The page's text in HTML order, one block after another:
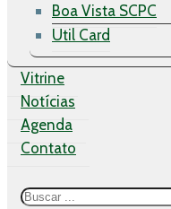
Boa Vista SCPC
Util Card
Vitrine
Notícias
Agenda
Contato